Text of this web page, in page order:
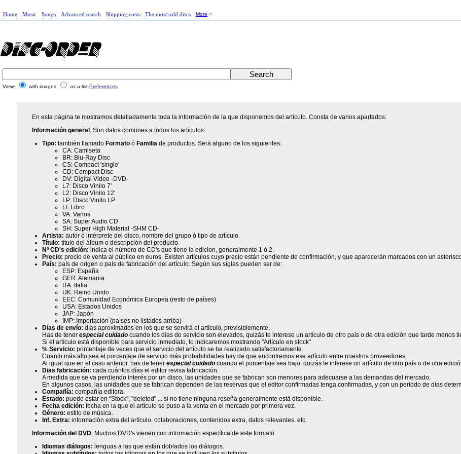
Home Music Songs Advanced search Shipping costs The most sold discs More
View: with images as a list Preferences
En esta página te mostramos detalladamente toda la información de la que disponemos del artículo. Consta de varios apartados:
Información general . Son datos comunes a todos los artículos:
Tipo:también llamado Formato ó Familia de productos. Será alguno de los siguientes:
CA: Camiseta
BR: Blu-Ray Disc
CS: Compact 'single'
CD: Compact Disc
DV: Digital Video -DVD-
L7: Disco Vinilo 7'
L2: Disco Vinilo 12'
LP: Disco Vinilo LP
LI: Libro
VA: Varios
SA: Super Audio CD
SH: Super High Material -SHM CD-
Artista:autor ó intérprete del disco, nombre del grupo ó tipo de artículo.
Título:título del álbum o descripción del producto.
Nº CD's edición:indica el número de CD's que tiene la edicion, generalmente 1 ó 2.
Precio:precio de venta al público en euros. Existen artículos cuyo precio están pendiente de confirmación, y que aparecerán marcados con un
País:país de origen o país de fabricación del artículo. Según sus siglas pueden ser de:
ESP: España
GER: Alemania
ITA: Italia
UK: Reino Unido
EEC: Comunidad Económica Europea (resto de países)
USA: Estados Unidos
JAP: Japón
IMP: Importación (países no listados arriba)
Días de envío:días aproximados en los que se servirá el artículo, previsiblemente.
Has de tenerespecial cuidado cuando los días de servicio son elevados, quizás te interese un artículo de otro país o de otra edición que tarde menos
Si el artículo está disponible para servicio inmediato, lo indicaremos mostrando "Artículo en stock"
% Servicio:porcentaje de veces que el servicio del artículo se ha realizado satisfactoriamente.
Cuanto más alto sea el porcentaje de servicio más probabilidades hay de que encontremos ese artículo entre nuestros proveedores.
Al igual que en el caso anterior, has de tenerespecial cuidado cuando el porcentaje sea bajo, quizás te interese un artículo de otro país o de otra
Dias fabricación:cada cuántos días el editor revisa fabricación.
A medida que se va perdiendo interés por un disco, las unidades que se fabrican son menores para adecuarse a las demandas del mercado.
En algunos casos, las unidades que se fabrican dependen de las reservas que el editor confirmadas tenga confirmadas, y con un periodo de días
Compañía:compañía editora.
Estado:puede estar en "Stock", "deleted" ... si no tiene ninguna reseña generalmente está disponible.
Fecha edición:fecha en la que el artículo se puso a la venta en el mercado por primera vez.
Género:estilo de música.
Inf. Extra:información extra del artículo: colaboraciones, contenidos extra, datos relevantes, etc.
Información del DVD. Muchos DVD's vienen con información específica de este formato:
Idiomas diálogos: lenguas a las que están doblados los diálogos.